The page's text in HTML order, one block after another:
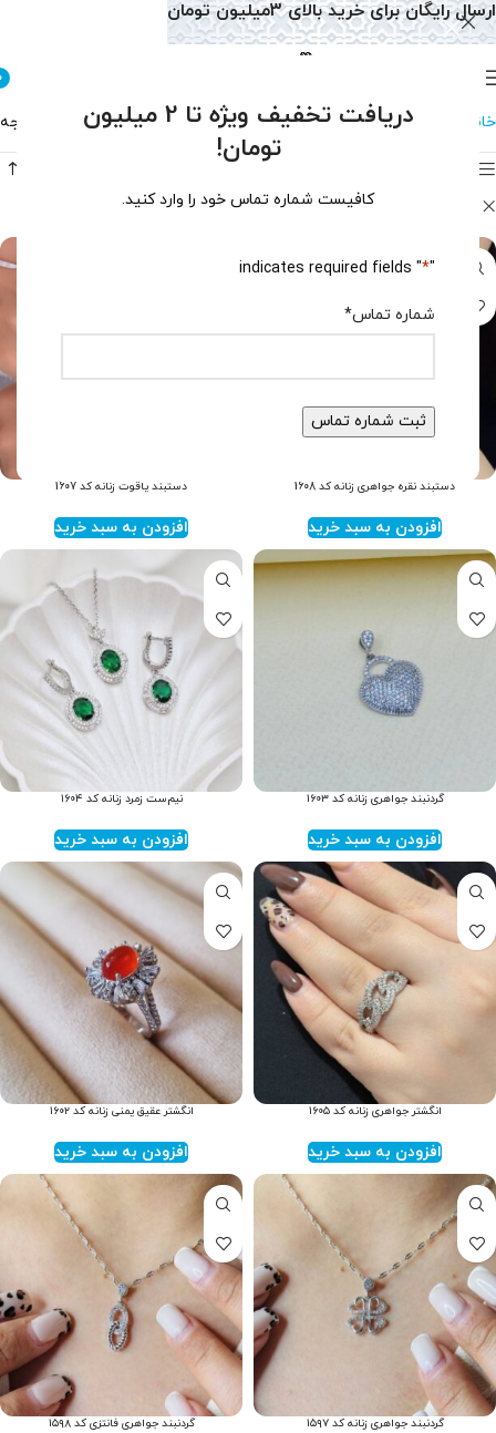
دریافت تخفیف ویژه تا 2 میلیون
تومان!
کافیست شماره تماس خود را وارد کنید.
"
*
" indicates required fields
شماره تماس*
خانه فروشگاه نمایش 1–12 از 177 نتیجه
طلاسفید
دستبند نقره جواهری زنانه کد 1608
افزودن به سبد خرید
دستبند یاقوت زنانه کد 1607
افزودن به سبد خرید
گردنبند جواهری زنانه کد ۱۶۰۳
افزودن به سبد خرید
نیم‌ست زمرد زنانه کد ۱۶۰۴
افزودن به سبد خرید
انگشتر جواهری زنانه کد ۱۶۰۵
افزودن به سبد خرید
انگشتر عقیق یمنی زنانه کد ۱۶۰۲
افزودن به سبد خرید
گردنبند جواهری زنانه کد ۱۵۹۷ گردنبند جواهری فانتزی کد ۱۵۹۸
ارسال رایگان برای خرید بالای 3میلیون تومان